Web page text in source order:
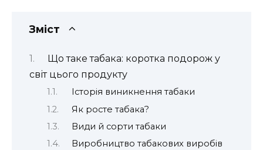
Зміст
Що таке табака: коротка подорож у
світ цього продукту
Історія виникнення табаки
Як росте табака?
Види й сорти табаки
Виробництво табакових виробів